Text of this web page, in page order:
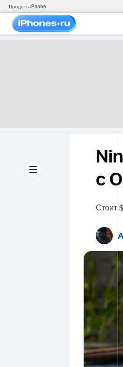
Продать iPhone
с
Стоит